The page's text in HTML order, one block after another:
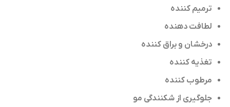
ترمیم کننده
لطافت دهنده
درخشان و براق کننده
تغذیه کننده
مرطوب کننده
جلوگیری از شکنندگی مو